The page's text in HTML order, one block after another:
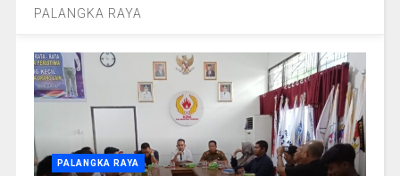
PALANGKA RAYA
PALANGKA RAYA